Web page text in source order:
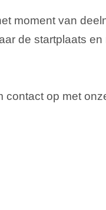
moment van
de startplaats
contact op met